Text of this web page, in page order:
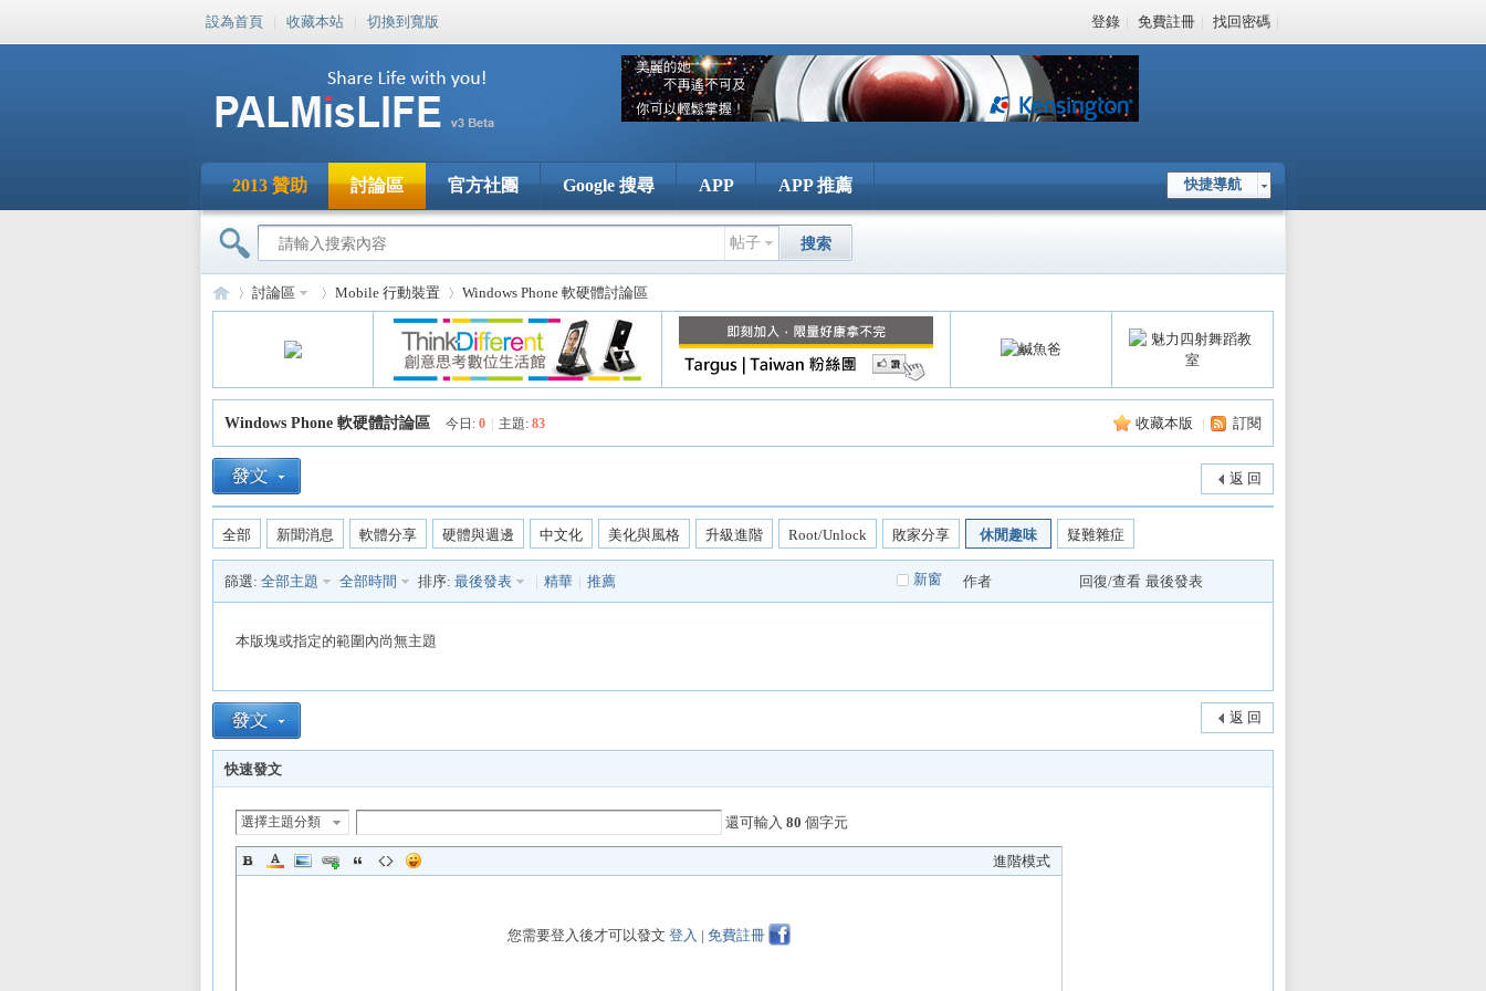
設為首頁 | 收藏本站 | 切換到寬版 登錄 | 免費註冊 | 找回密碼 |
快捷導航
2013 贊助 討論區 官方社團 Google 搜尋 APP APP 推薦
帖子 搜索
PA
L
»
討論區
›
Mobile 行動裝置
›
Windows Phone 軟硬體討論區
收藏本版 | 訂閱
Windows Phone 軟硬體討論區 今日: 0 主題: 83
返 回
全部 新聞消息 軟體分享 硬體與週邊 中文化 美化與風格 升級進階 Root/Unlock 敗家分享 休閒趣味 疑難雜症
新窗
篩選: 全部主題 全部時間 排序: 最後發表 | 精華 | 推薦 作者 回復/查看 最後發表
本版塊或指定的範圍內尚無主題
返 回
快速發文
選擇主題分類 還可輸入 80 個字元
進階模式
您需要登入後才可以發文 登入 | 免費註冊